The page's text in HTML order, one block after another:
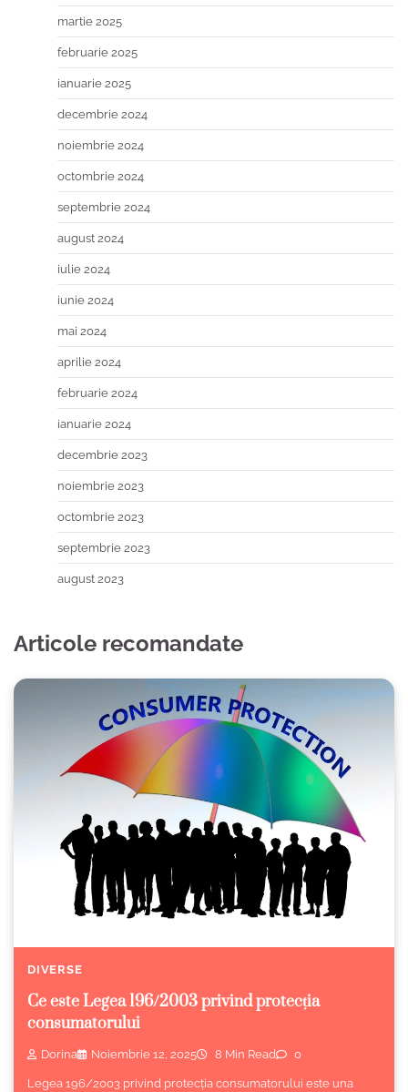
martie 2025
februarie 2025
ianuarie 2025
decembrie 2024
noiembrie 2024
octombrie 2024
septembrie 2024
august 2024
iulie 2024
iunie 2024
mai 2024
aprilie 2024
februarie 2024
ianuarie 2024
decembrie 2023
noiembrie 2023
octombrie 2023
septembrie 2023
august 2023
Articole recomandate
DIVERSE
Ce este Legea 196/2003 privind protecția
consumatorului
Dorina Noiembrie 12, 2025 8 Min Read 0
Legea 196/2003 privind protecția consumatorului este una